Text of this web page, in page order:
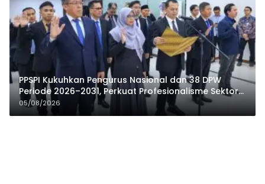
PPSPI Kukuhkan Pengurus Nasional dan 38 DPW
Periode 2026–2031, Perkuat Profesionalisme Sektor
Publik
05/08/2026